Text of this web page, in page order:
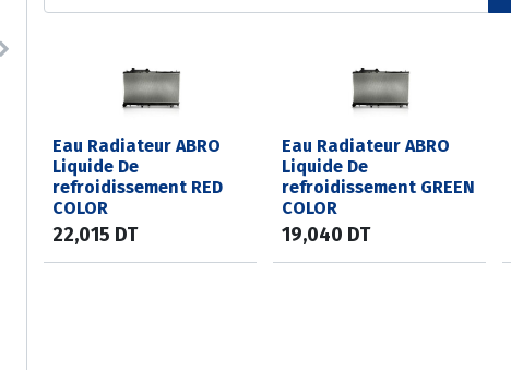
Eau Radiateur ABRO
Liquide De
refroidissement RED
COLOR
22,015 DT
Eau Radiateur ABRO
Liquide De
refroidissement GREEN
COLOR
19,040 DT